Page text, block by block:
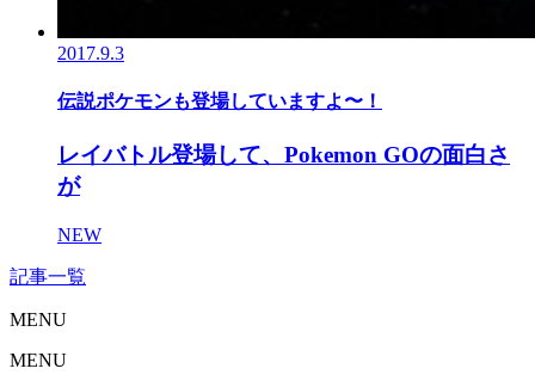
2017.9.3
伝説ポケモンも登場していますよ〜！
レイバトル登場して、Pokemon GOの面白さ
が
NEW
記事一覧
MENU
MENU